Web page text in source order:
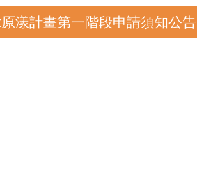
漾計畫第一階段申請須知公告